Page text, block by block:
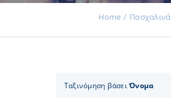
Home Πασχαλινά
Ταξινόμηση βάσειΌνομα